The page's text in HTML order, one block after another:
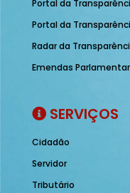
Portal da
Portal da
Radar da
Emendas
SERVIÇOS
Cidadão
Servidor
Tributário